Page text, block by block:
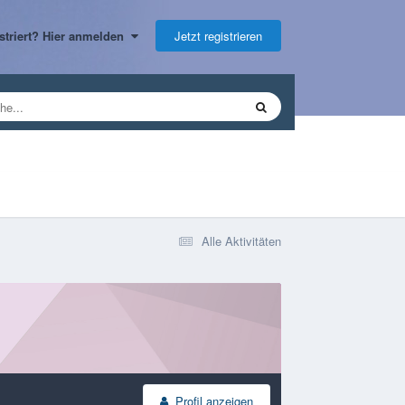
Hier anmelden Jetzt registrieren
Alle Aktivitäten
Profil anzeigen